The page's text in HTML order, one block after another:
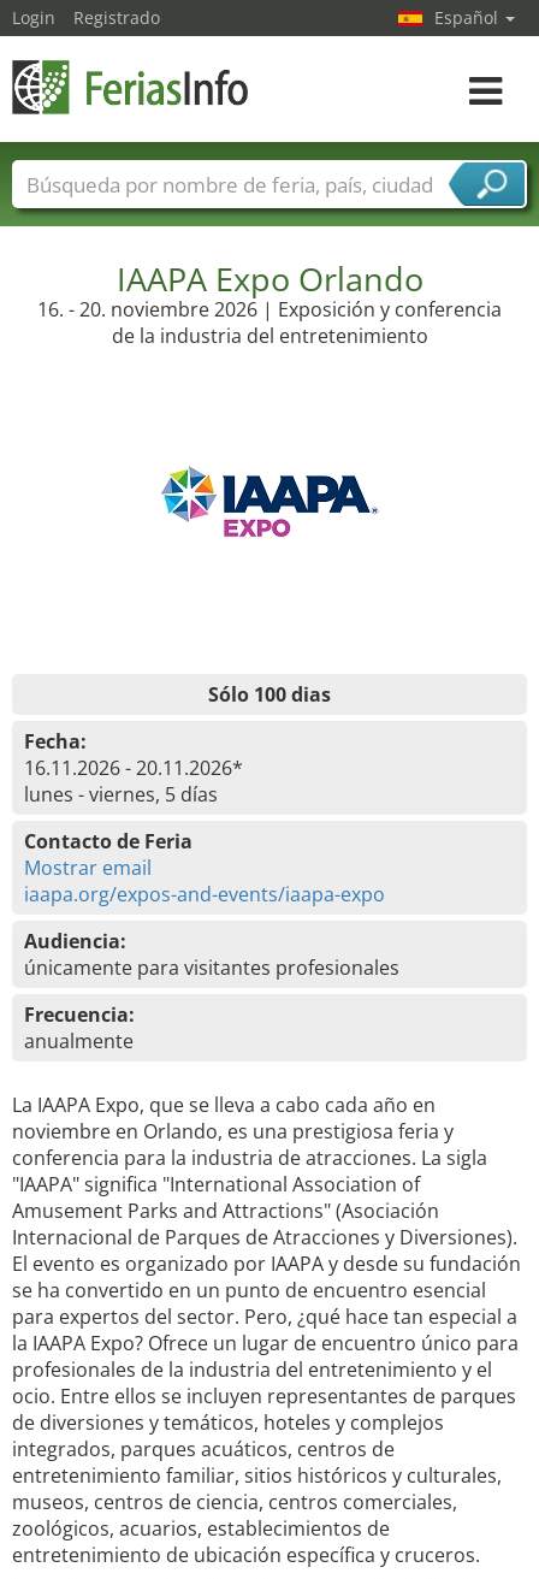
IAAPA Expo Orlando
16. - 20. noviembre 2026 | Exposición y conferencia
de la industria del entretenimiento
Sólo 100 dias
Fecha:
16.11.2026 - 20.11.2026*
lunes - viernes, 5 días
Contacto de Feria
Mostrar email
iaapa.org/expos-and-events/iaapa-expo
Audiencia:
únicamente para visitantes profesionales
Frecuencia:
anualmente
La IAAPA Expo, que se lleva a cabo cada año en
noviembre en Orlando, es una prestigiosa feria y
conferencia para la industria de atracciones. La sigla
"IAAPA" significa "International Association of
Amusement Parks and Attractions" (Asociación
Internacional de Parques de Atracciones y Diversiones).
El evento es organizado por IAAPA y desde su fundación
se ha convertido en un punto de encuentro esencial
para expertos del sector. Pero, ¿qué hace tan especial a
la IAAPA Expo? Ofrece un lugar de encuentro único para
profesionales de la industria del entretenimiento y el
ocio. Entre ellos se incluyen representantes de parques
de diversiones y temáticos, hoteles y complejos
integrados, parques acuáticos, centros de
entretenimiento familiar, sitios históricos y culturales,
museos, centros de ciencia, centros comerciales,
zoológicos, acuarios, establecimientos de
entretenimiento de ubicación específica y cruceros.
Login Registrado Español
toggle
Nombres de ferias Países
Ciudades
Sectores de proveedor de servicios